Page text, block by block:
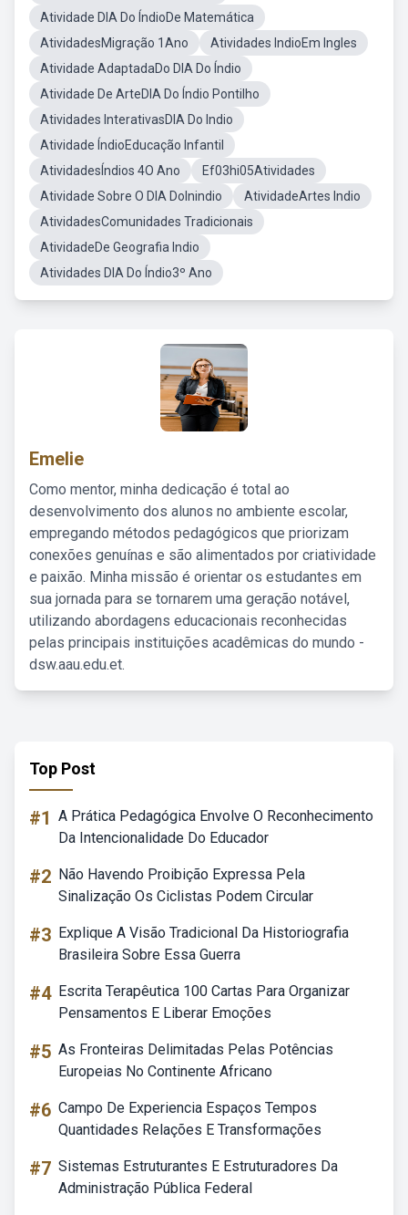
Atividade DIA Do ÍndioDe Matemática
AtividadesMigração 1Ano
Atividades IndioEm Ingles
Atividade AdaptadaDo DIA Do Índio
Atividade De ArteDIA Do Índio Pontilho
Atividades InterativasDIA Do Indio
Atividade ÍndioEducação Infantil
AtividadesÍndios 4O Ano
Ef03hi05Atividades
Atividade Sobre O DIA DoInindio
AtividadeArtes Indio
AtividadesComunidades Tradicionais
AtividadeDe Geografia Indio
Atividades DIA Do Índio3º Ano
Emelie
Como mentor, minha dedicação é total ao
desenvolvimento dos alunos no ambiente escolar,
empregando métodos pedagógicos que priorizam
conexões genuínas e são alimentados por criatividade
e paixão. Minha missão é orientar os estudantes em
sua jornada para se tornarem uma geração notável,
utilizando abordagens educacionais reconhecidas
pelas principais instituições acadêmicas do mundo -
dsw.aau.edu.et.
Top Post
#1 A Prática Pedagógica Envolve O Reconhecimento
Da Intencionalidade Do Educador
#2 Não Havendo Proibição Expressa Pela
Sinalização Os Ciclistas Podem Circular
#3 Explique A Visão Tradicional Da Historiografia
Brasileira Sobre Essa Guerra
#4 Escrita Terapêutica 100 Cartas Para Organizar
Pensamentos E Liberar Emoções
#5 As Fronteiras Delimitadas Pelas Potências
Europeias No Continente Africano
#6 Campo De Experiencia Espaços Tempos
Quantidades Relações E Transformações
#7 Sistemas Estruturantes E Estruturadores Da
Administração Pública Federal